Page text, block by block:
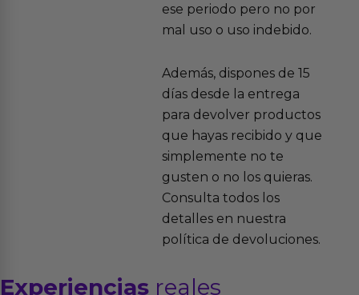
ese periodo pero no por
mal uso o uso indebido.
Además, dispones de 15
días desde la entrega
para devolver productos
que hayas recibido y que
simplemente no te
gusten o no los quieras.
Consulta todos los
detalles en nuestra
política de devoluciones.
Experiencias reales